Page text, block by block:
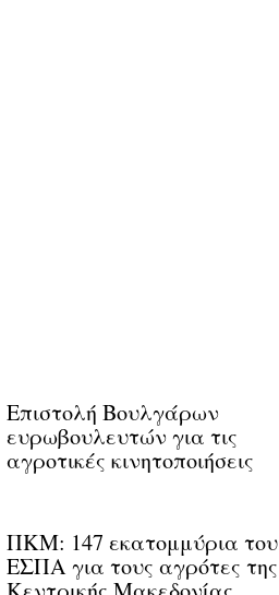
Επιστολή Βουλγάρων
ευρωβουλευτών για τις
αγροτικές κινητοποιήσεις
ΠΚΜ: 147 εκατομμύρια του
ΕΣΠΑ για τους αγρότες της